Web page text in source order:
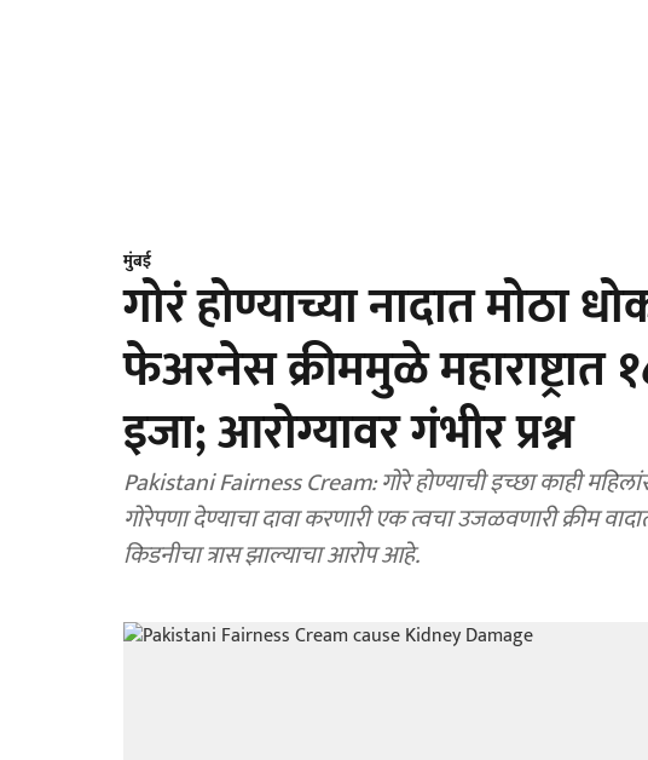
मुंबई
गोरं होण्याच्या नादात मोठा
फेअरनेस क्रीममुळे महाराष्ट्रात
इजा; आरोग्यावर गंभीर प्रश्न
Pakistani Fairness Cream: गोरे होण्याची इच्छा काही
गोरेपणा देण्याचा दावा करणारी एक त्वचा उजळवणारी क्रीम
किडनीचा त्रास झाल्याचा आरोप आहे.